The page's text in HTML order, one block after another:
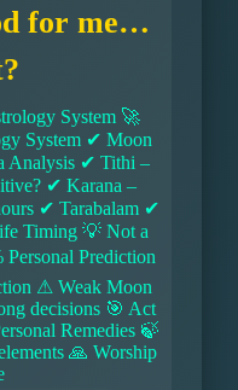
for me…
System 🚀
System ✔ Moon
Analysis ✔ Tithi –
✔ Karana –
✔ Tarabalam ✔
Timing 💡 Not a
Prediction
⚠ Weak Moon
decisions 🎯 Act
Remedies 🍃
🙏 Worship